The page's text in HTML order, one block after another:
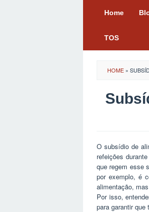
Home
TOS
HOME »
O subsídio de
refeições
que regem esse
por exemplo, é
alimentação,
Por isso,
para garantir